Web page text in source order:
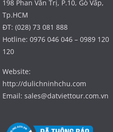
198 Phan Văn Trị, P.10, Gò Vấp,
Tp.HCM
ĐT: (028) 73 081 888
Hotline: 0976 046 046 – 0989 120
120
Website:
http://dulichninhchu.com
Email: sales@datviettour.com.vn